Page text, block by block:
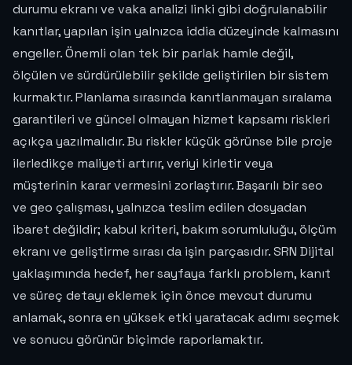
durumu ekranı ve vaka analizi linki gibi doğrulanabilir
kanıtlar, yapılan işin yalnızca iddia düzeyinde kalmasını
engeller. Önemli olan tek bir parlak hamle değil,
ölçülen ve sürdürülebilir şekilde geliştirilen bir sistem
kurmaktır. Planlama sırasında kanıtlanmayan sıralama
garantileri ve güncel olmayan hizmet kapsamı riskleri
açıkça yazılmalıdır. Bu riskler küçük görünse bile proje
ilerledikçe maliyeti artırır, veriyi kirletir veya
müşterinin karar vermesini zorlaştırır. Başarılı bir seo
ve geo çalışması, yalnızca teslim edilen dosyadan
ibaret değildir; kabul kriteri, bakım sorumluluğu, ölçüm
ekranı ve geliştirme sırası da işin parçasıdır. SRN Dijital
yaklaşımında hedef, her sayfaya farklı problem, kanıt
ve süreç detayı eklemek için önce mevcut durumu
anlamak, sonra en yüksek etki yaratacak adımı seçmek
ve sonucu görünür biçimde raporlamaktır.